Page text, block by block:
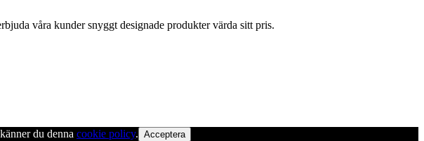
våra kunder snyggt designade produkter värda sitt pris.
du denna cookie policy. Acceptera